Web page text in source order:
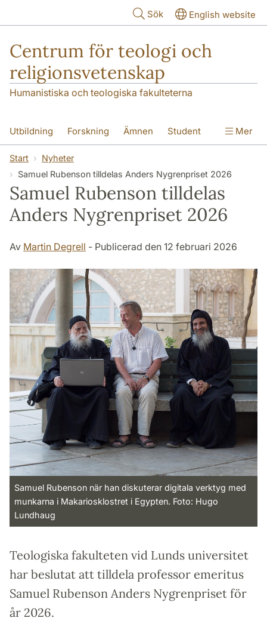
Sök English website
Centrum för teologi och
religionsvetenskap
Humanistiska och teologiska fakulteterna
Utbildning Forskning Ämnen Student
Institutionen
Mer
Start
Nyheter
Samuel Rubenson tilldelas Anders Nygrenpriset 2026
Samuel Rubenson tilldelas
Anders Nygrenpriset 2026
Av Martin Degrell - Publicerad den 12 februari 2026
Samuel Rubenson när han diskuterar digitala verktyg med
munkarna i Makariosklostret i Egypten. Foto: Hugo
Lundhaug
Teologiska fakulteten vid Lunds universitet
har beslutat att tilldela professor emeritus
Samuel Rubenson Anders Nygrenpriset för
år 2026.